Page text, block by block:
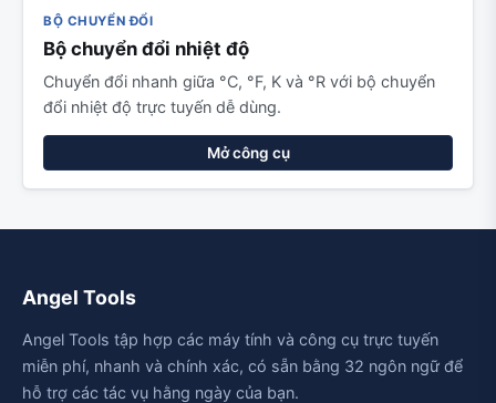
BỘ CHUYỂN ĐỔI
Bộ chuyển đổi nhiệt độ
Chuyển đổi nhanh giữa °C, °F, K và °R với bộ chuyển
đổi nhiệt độ trực tuyến dễ dùng.
Mở công cụ
Angel Tools
Angel Tools tập hợp các máy tính và công cụ trực tuyến
miễn phí, nhanh và chính xác, có sẵn bằng 32 ngôn ngữ để
hỗ trợ các tác vụ hằng ngày của bạn.